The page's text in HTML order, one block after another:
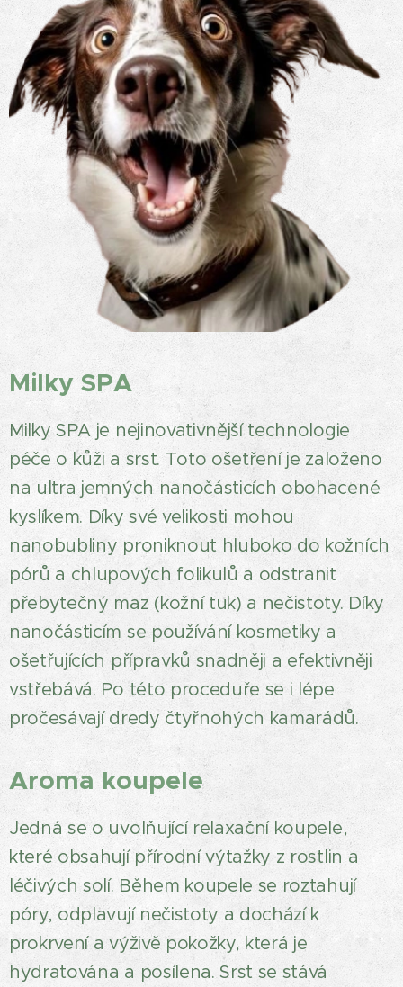
Milky SPA
Milky SPA je nejinovativnější technologie
péče o kůži a srst. Toto ošetření je založeno
na ultra jemných nanočásticích obohacené
kyslíkem. Díky své velikosti mohou
nanobubliny proniknout hluboko do kožních
pórů a chlupových folikulů a odstranit
přebytečný maz (kožní tuk) a nečistoty. Díky
nanočásticím se používání kosmetiky a
ošetřujících přípravků snadněji a efektivněji
vstřebává. Po této proceduře se i lépe
pročesávají dredy čtyřnohých kamarádů.
Aroma koupele
Jedná se o uvolňující relaxační koupele,
které obsahují přírodní výtažky z rostlin a
léčivých solí. Během koupele se roztahují
póry, odplavují nečistoty a dochází k
prokrvení a výživě pokožky, která je
hydratována a posílena. Srst se stává